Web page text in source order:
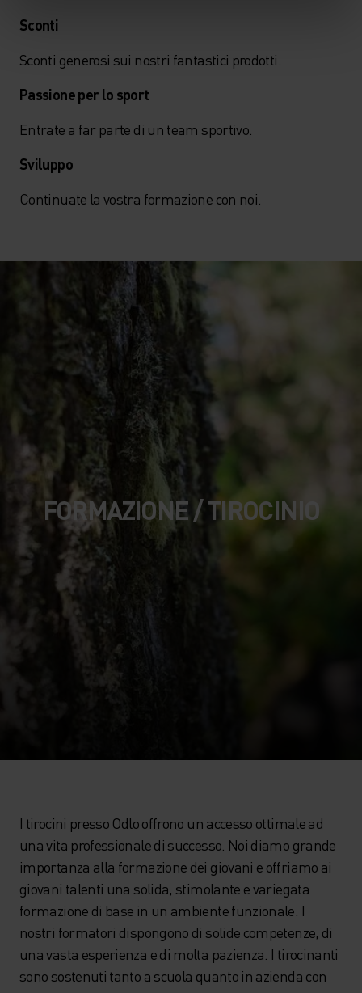
Sconti
Sconti generosi sui nostri fantastici prodotti.
Passione per lo sport
Entrate a far parte di un team sportivo.
Sviluppo
Continuate la vostra formazione con noi.
FORMAZIONE / TIROCINIO
I tirocini presso Odlo offrono un accesso ottimale ad
una vita professionale di successo. Noi diamo grande
importanza alla formazione dei giovani e offriamo ai
giovani talenti una solida, stimolante e variegata
formazione di base in un ambiente funzionale. I
nostri formatori dispongono di solide competenze, di
una vasta esperienza e di molta pazienza. I tirocinanti
sono sostenuti tanto a scuola quanto in azienda con